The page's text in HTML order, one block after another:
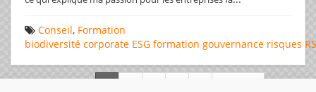
Conseil, Formation
biodiversité corporate ESG formation gouvernance risques